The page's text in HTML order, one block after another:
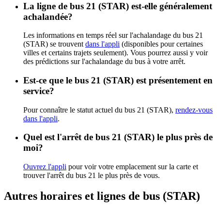
La ligne de bus 21 (STAR) est-elle généralement
achalandée?
Les informations en temps réel sur l'achalandage du bus 21
(STAR) se trouvent dans l'appli (disponibles pour certaines
villes et certains trajets seulement). Vous pourrez aussi y voir
des prédictions sur l'achalandage du bus à votre arrêt.
Est-ce que le bus 21 (STAR) est présentement en
service?
Pour connaître le statut actuel du bus 21 (STAR), rendez-vous
dans l'appli.
Quel est l'arrêt de bus 21 (STAR) le plus près de
moi?
Ouvrez l'appli pour voir votre emplacement sur la carte et
trouver l'arrêt du bus 21 le plus près de vous.
Autres horaires et lignes de bus (STAR)